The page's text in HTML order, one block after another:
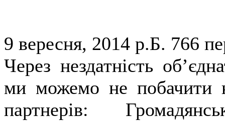
9 вересня, 2014 р.Б. 766
Через нездатність
ми можемо не побачити
партнерів: